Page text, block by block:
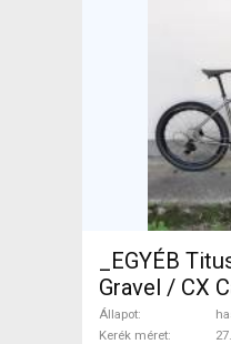
_EGYÉB
Gravel / CX
tárcsafék
Állapot
Kerék méret